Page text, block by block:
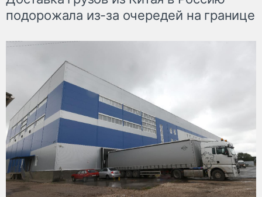
подорожала из-за очередей на границе